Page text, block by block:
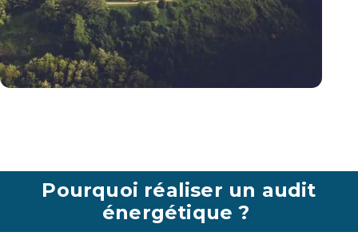
Pourquoi réaliser un audit
énergétique ?